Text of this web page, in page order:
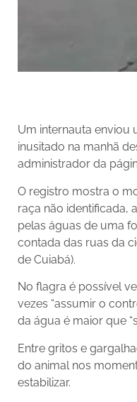
Um internauta enviou
inusitado na manhã
administrador da
O registro mostra o
raça não identificada,
pelas águas de uma
contada das ruas da
de Cuiabá).
No flagra é possível
vezes “assumir o
da água é maior que
Entre gritos e
do animal nos
estabilizar.